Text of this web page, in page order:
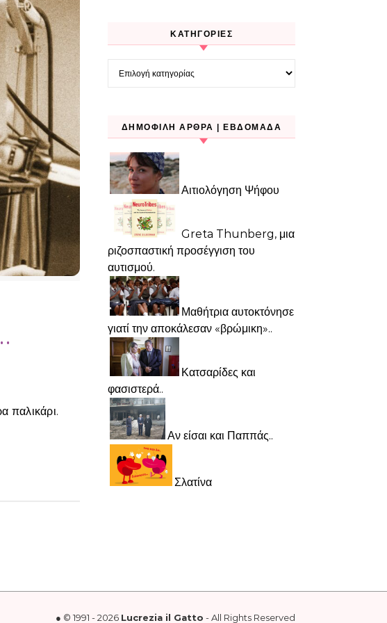
παλικάρι.
KΑΤΗΓΟΡΊΕΣ
Kατηγορίες
ΔΗΜΟΦΙΛΉ ΆΡΘΡΑ | ΕΒΔΟΜΆΔΑ
Αιτιολόγηση Ψήφου
Greta Thunberg, μια
ριζοσπαστική προσέγγιση του
αυτισμού.
Μαθήτρια αυτοκτόνησε
γιατί την αποκάλεσαν «βρώμικη»..
Κατσαρίδες και
φασιστερά..
Αν είσαι και Παππάς..
Σλατίνα
● © 1991 - 2026 Lucrezia il Gatto - All Rights Reserved